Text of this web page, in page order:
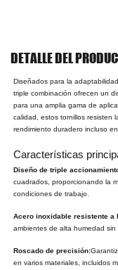
DETALLE DEL
Diseñados para la
triple combinación ofrecen un
para una amplia gama de
calidad, estos tornillos resisten
rendimiento duradero incluso
Características
Diseño de triple
cuadrados, proporcionando la
condiciones de trabajo.
Acero inoxidable resistente a
ambientes de alta humedad sin
Roscado de precisión:
en varios materiales, incluidos